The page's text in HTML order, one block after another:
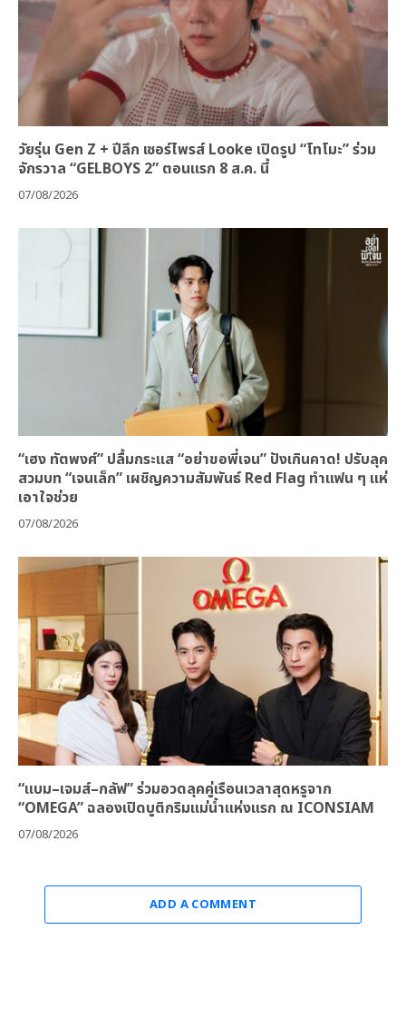
วัยรุ่น Gen Z + ปีลึก เซอร์ไพรส์ Looke เปิดรูป “โทโมะ” ร่วม
จักรวาล “GELBOYS 2” ตอนแรก 8 ส.ค. นี้
07/08/2026
“เฮง ทัตพงศ์” ปลื้มกระแส “อย่าขอพี่เจน” ปังเกินคาด! ปรับลุค
สวมบท “เจนเล็ก” เผชิญความสัมพันธ์ Red Flag ทำแฟน ๆ แห่
เอาใจช่วย
07/08/2026
“แบม–เจมส์–กลัฟ” ร่วมอวดลุคคู่เรือนเวลาสุดหรูจาก
“OMEGA” ฉลองเปิดบูติกริมแม่น้ำแห่งแรก ณ ICONSIAM
07/08/2026
ADD A COMMENT